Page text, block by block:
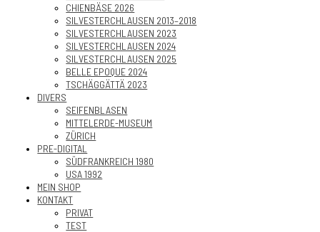
CHIENBÄSE 2026
SILVESTERCHLAUSEN 2013–2018
SILVESTERCHLAUSEN 2023
SILVESTERCHLAUSEN 2024
SILVESTERCHLAUSEN 2025
BELLE EPOQUE 2024
TSCHÄGGÄTTÄ 2023
DIVERS
SEIFENBLASEN
MITTELERDE-MUSEUM
ZÜRICH
PRE-DIGITAL
SÜDFRANKREICH 1980
USA 1992
MEIN SHOP
KONTAKT
PRIVAT
TEST